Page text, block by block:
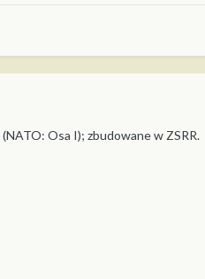
Osa I); zbudowane w ZSRR.